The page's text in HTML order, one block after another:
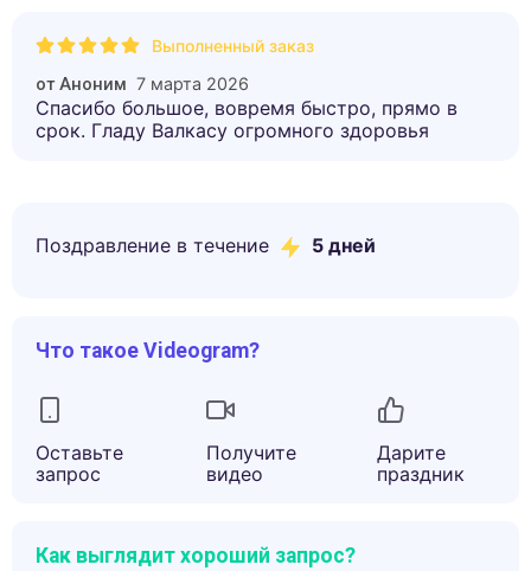
Выполненный заказ
отАноним 7 марта 2026
Спасибо большое, вовремя быстро, прямо в
срок. Гладу Валкасу огромного здоровья
Поздравление в течение 5 дней
Что такое Videogram?
Оставьте
запрос
Получите
видео
Дарите
праздник
Как выглядит хороший запрос?